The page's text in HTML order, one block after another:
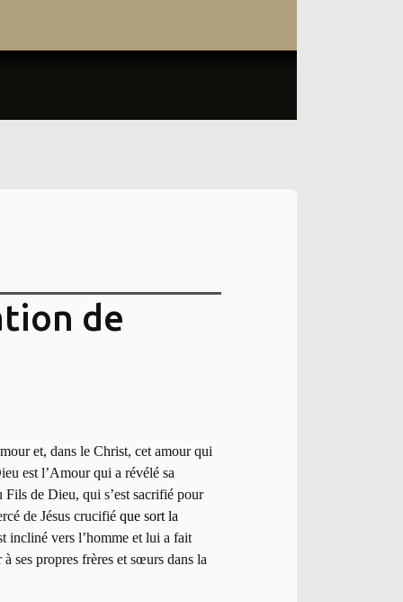
de
et, dans le Christ, cet amour qui
est l’Amour qui a révélé sa
de Dieu, qui s’est sacrifié pour
de Jésus crucifié que sort la
incliné vers l’homme et lui a fait
ses propres frères et sœurs dans la